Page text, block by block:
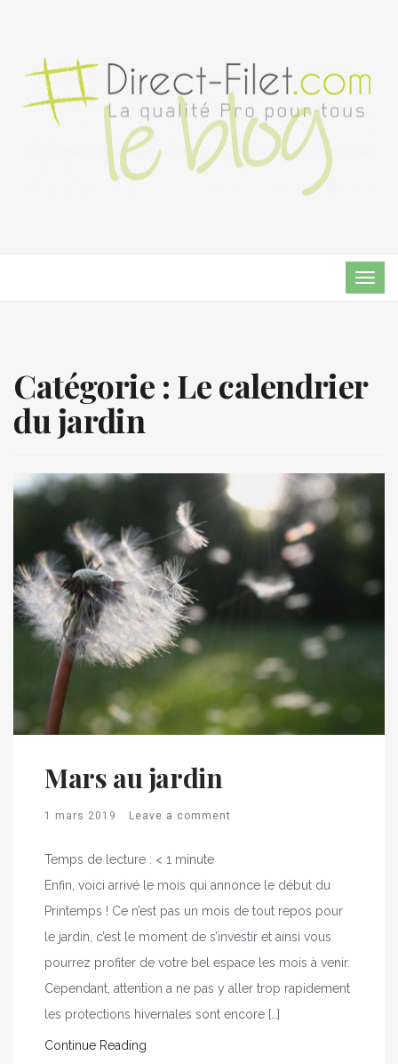
Catégorie : Le calendrier
du jardin
Mars au jardin
1 mars 2019 Leave a comment
Temps de lecture : < 1 minute
Enfin, voici arrivé le mois qui annonce le début du
Printemps ! Ce n’est pas un mois de tout repos pour
le jardin, c’est le moment de s’investir et ainsi vous
pourrez profiter de votre bel espace les mois à venir.
Cependant, attention a ne pas y aller trop rapidement
les protections hivernales sont encore […]
Continue Reading